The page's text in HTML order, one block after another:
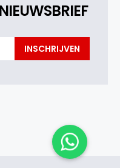
INSCHRIJVEN